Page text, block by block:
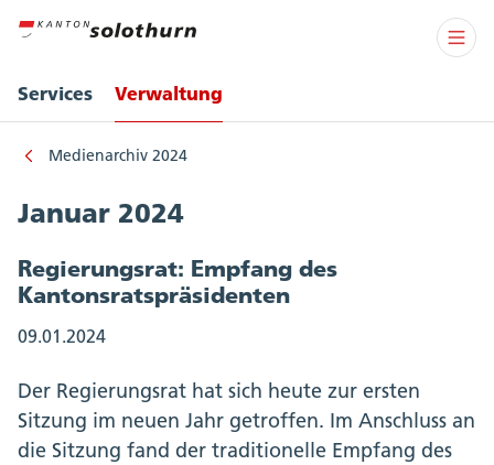
Services Verwaltung
Medienarchiv 2024
Januar 2024
Regierungsrat: Empfang des
Kantonsratspräsidenten
09.01.2024
Der Regierungsrat hat sich heute zur ersten
Sitzung im neuen Jahr getroffen. Im Anschluss an
die Sitzung fand der traditionelle Empfang des